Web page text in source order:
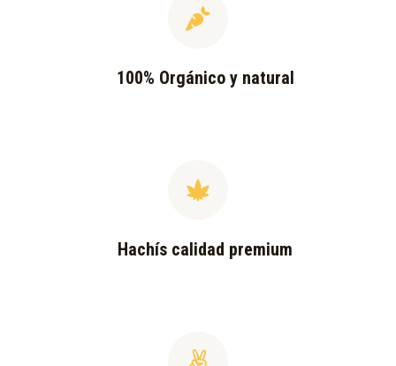
100% Orgánico y natural
Hachís calidad premium